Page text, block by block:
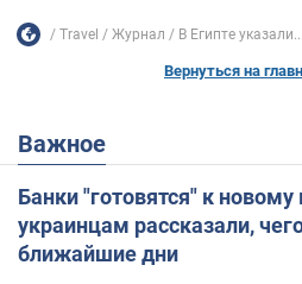
Travel Журнал В Египте указали...
Вернуться на
Важное
Банки "готовятся" к новому
украинцам рассказали,
ближайшие дни